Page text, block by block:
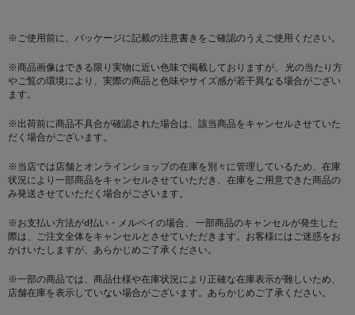
※ご使用前に、パッケージに記載の注意書きをご確認のうえご使用ください。
※商品画像はできる限り実物に近い色味で掲載しておりますが、 光の当たり方
やご覧の環境により、実際の商品と色味やサイズ感が若干異なる場合がござい
ます。
※出荷前に商品不具合が確認された場合は、該当商品をキャンセルさせていた
だく場合がございます。
※当店では店舗とオンラインショップの在庫を別々に管理しているため、在庫
状況により一部商品をキャンセルさせていただき、在庫をご用意できた商品の
み発送させていただく場合がございます。
※お支払い方法がd払い・メルペイの場合、 一部商品のキャンセルが発生した
際は、ご注文全体をキャンセルとさせていただきます。お客様にはご迷惑をお
かけいたしますが、あらかじめご了承ください。
※一部の商品では、商品仕様や在庫状況により正確な在庫表示が難しいため、
店舗在庫を表示していない場合がございます。あらかじめご了承ください。